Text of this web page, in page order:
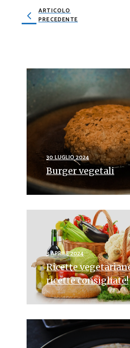
ARTICOLO
PRECEDENTE
30 LUGLIO 2024
Burger vegetali
3 APRILE 2024
Ricette
ricette consigliate!